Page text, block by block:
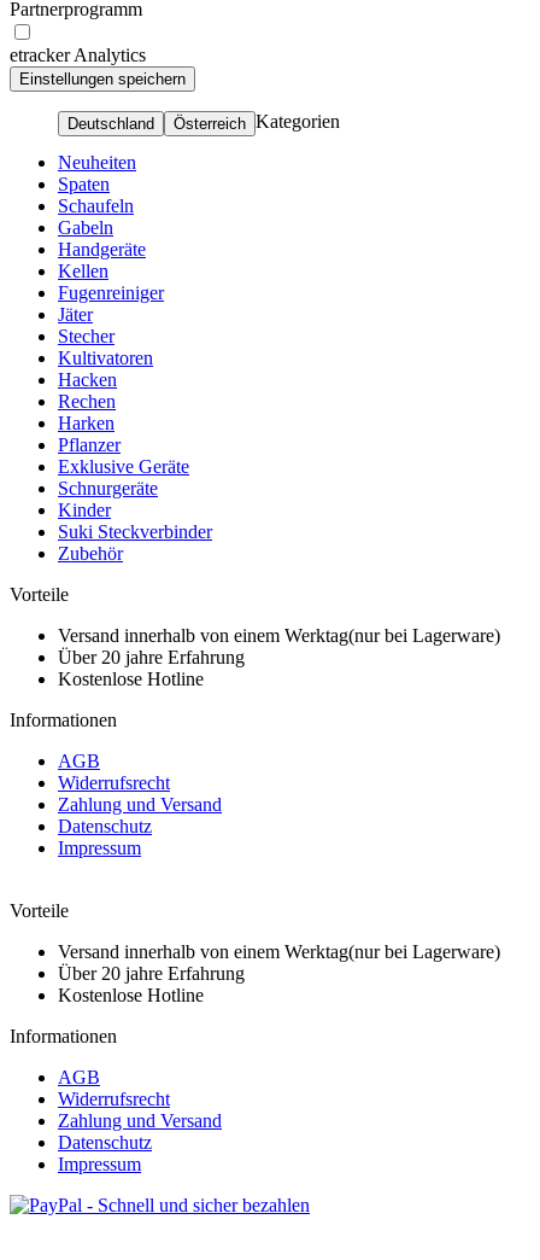
Partnerprogramm
etracker Analytics
Deutschland Österreich Kategorien
Neuheiten
Spaten
Schaufeln
Gabeln
Handgeräte
Kellen
Fugenreiniger
Jäter
Stecher
Kultivatoren
Hacken
Rechen
Harken
Pflanzer
Exklusive Geräte
Schnurgeräte
Kinder
Suki Steckverbinder
Zubehör
Vorteile
Versand innerhalb von einem Werktag(nur bei Lagerware)
Über 20 jahre Erfahrung
Kostenlose Hotline
Informationen
AGB
Widerrufsrecht
Zahlung und Versand
Datenschutz
Impressum
Vorteile
Versand innerhalb von einem Werktag(nur bei Lagerware)
Über 20 jahre Erfahrung
Kostenlose Hotline
Informationen
AGB
Widerrufsrecht
Zahlung und Versand
Datenschutz
Impressum